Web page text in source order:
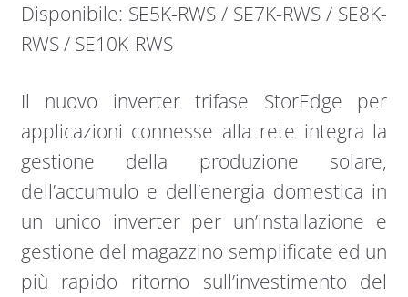
Disponibile: SE5K-RWS / SE7K-RWS / SE8K-
RWS / SE10K-RWS
Il nuovo inverter trifase StorEdge per
applicazioni connesse alla rete integra la
gestione della produzione solare,
dell’accumulo e dell’energia domestica in
un unico inverter per un’installazione e
gestione del magazzino semplificate ed un
più rapido ritorno sull’investimento del